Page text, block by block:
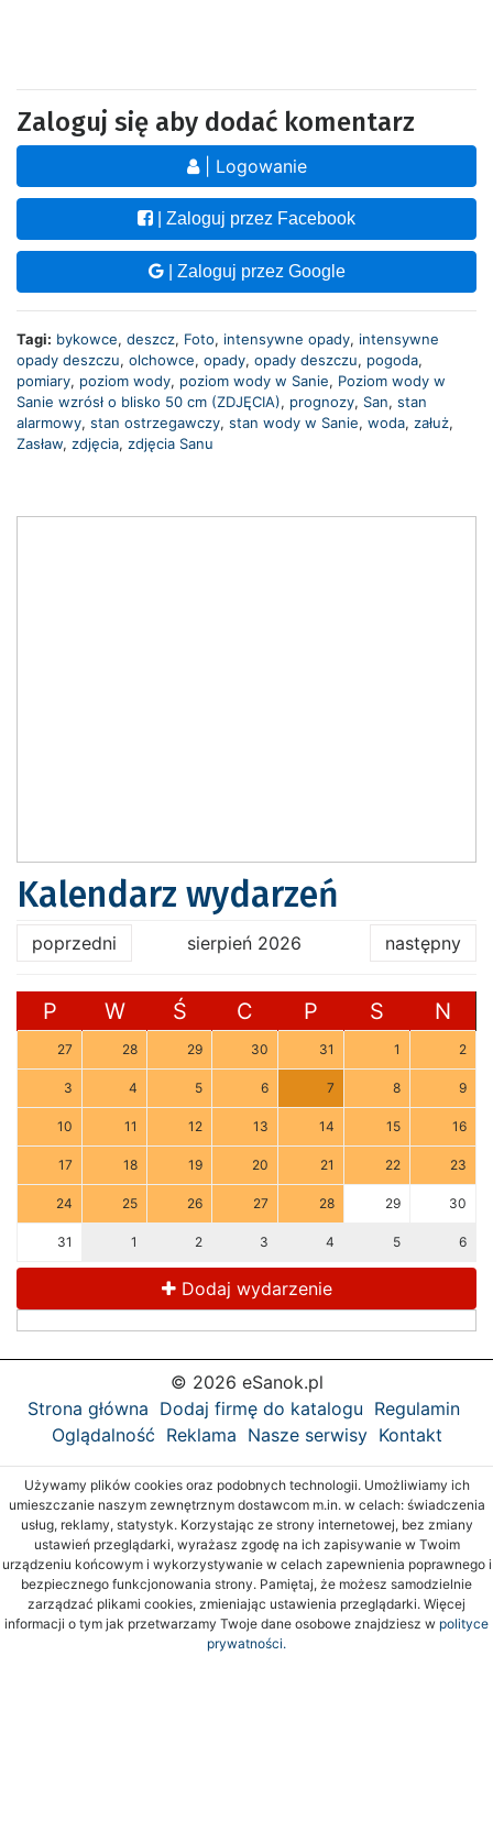
Zaloguj się aby dodać komentarz
| Logowanie
| Zaloguj przez Facebook
| Zaloguj przez Google
Tagi: bykowce, deszcz, Foto, intensywne opady, intensywne
opady deszczu, olchowce, opady, opady deszczu, pogoda,
pomiary, poziom wody, poziom wody w Sanie, Poziom wody w
Sanie wzrósł o blisko 50 cm (ZDJĘCIA), prognozy, San, stan
alarmowy, stan ostrzegawczy, stan wody w Sanie, woda, załuż,
Zasław, zdjęcia, zdjęcia Sanu
Kalendarz wydarzeń
poprzedni sierpień 2026 następny
P W Ś C P S N
27 28 29 30 31 1 2
3 4 5 6 7 8 9
10 11 12 13 14 15 16
17 18 19 20 21 22 23
24 25 26 27 28 29 30
31 1 2 3 4 5 6
Dodaj wydarzenie
© 2026 eSanok.pl
Strona główna Dodaj firmę do katalogu Regulamin
Oglądalność Reklama Nasze serwisy Kontakt
Używamy plików cookies oraz podobnych technologii. Umożliwiamy ich
umieszczanie naszym zewnętrznym dostawcom m.in. w celach: świadczenia
usług, reklamy, statystyk. Korzystając ze strony internetowej, bez zmiany
ustawień przeglądarki, wyrażasz zgodę na ich zapisywanie w Twoim
urządzeniu końcowym i wykorzystywanie w celach zapewnienia poprawnego i
bezpiecznego funkcjonowania strony. Pamiętaj, że możesz samodzielnie
zarządzać plikami cookies, zmieniając ustawienia przeglądarki. Więcej
informacji o tym jak przetwarzamy Twoje dane osobowe znajdziesz w polityce
prywatności.